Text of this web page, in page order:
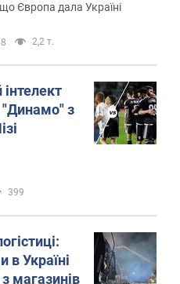
Європа дала Україні
2,2 т.
"Динамо" з
399
в Україні
магазинів